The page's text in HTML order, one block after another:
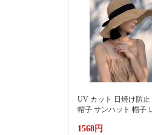
UV カット 日焼け防止
帽子 サンハット 帽子
好看防晒显脸小沙滩海
1568円